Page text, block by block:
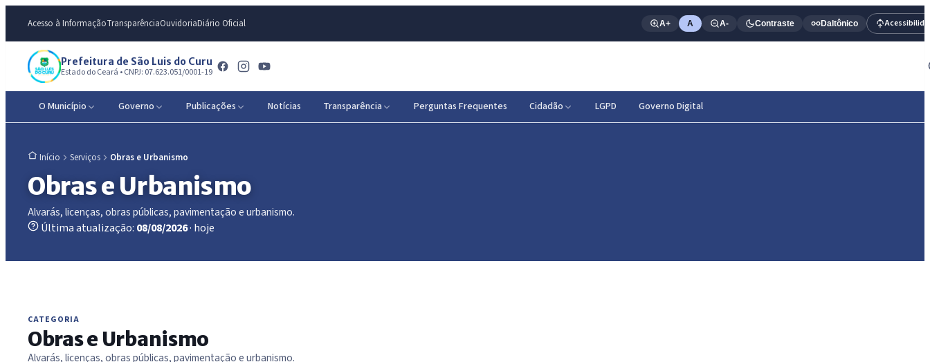
Acesso à InformaçãoTransparênciaOuvidoriaDiário Oficial A+ A A- Contraste Daltônico
Prefeitura de São Luis do Curu
Estado do Ceará • CNPJ: 07.623.051/0001-19
O Município Governo Publicações Notícias Transparência Perguntas Frequentes Cidadão LGPD Governo Digital
Início Serviços Obras e Urbanismo
Obras e Urbanismo
Alvarás, licenças, obras públicas, pavimentação e urbanismo.
Última atualização: 08/08/2026· hoje
CATEGORIA
Obras e Urbanismo
Alvarás, licenças, obras públicas, pavimentação e urbanismo.